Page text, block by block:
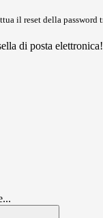
il reset della password
di posta elettronica!